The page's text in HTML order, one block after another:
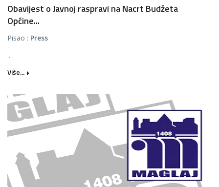
Obavijest o Javnoj raspravi na Nacrt Budžeta
Općine...
Pisao : Press
...
Više...